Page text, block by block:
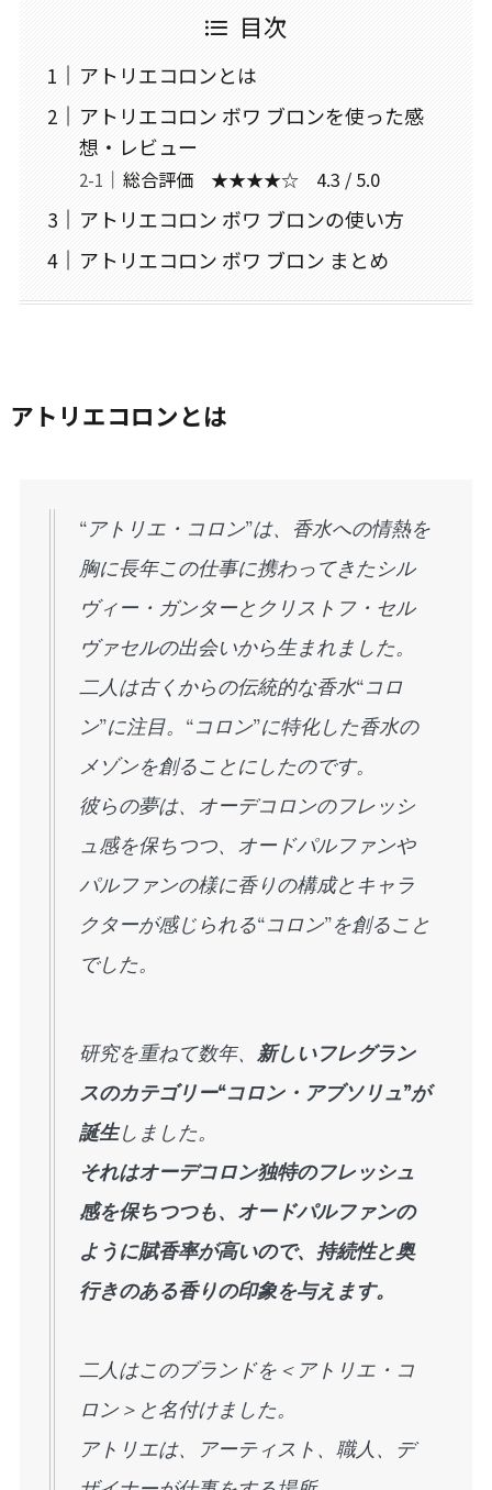
目次
アトリエコロンとは
アトリエコロン ボワ ブロンを使った感
想・レビュー
総合評価 ★★★★☆ 4.3 / 5.0
アトリエコロン ボワ ブロンの使い方
アトリエコロン ボワ ブロン まとめ
アトリエコロンとは
“アトリエ・コロン”は、香水への情熱を
胸に長年この仕事に携わってきたシル
ヴィー・ガンターとクリストフ・セル
ヴァセルの出会いから生まれました。
二人は古くからの伝統的な香水“コロ
ン”に注目。“コロン”に特化した香水の
メゾンを創ることにしたのです。
彼らの夢は、オーデコロンのフレッシ
ュ感を保ちつつ、オードパルファンや
パルファンの様に香りの構成とキャラ
クターが感じられる“コロン”を創ること
でした。
研究を重ねて数年、 新しいフレグラン
スのカテゴリー“コロン・アブソリュ”が
誕生しました。
それはオーデコロン独特のフレッシュ
感を保ちつつも、オードパルファンの
ように賦香率が高いので、持続性と奥
行きのある香りの印象を与えます。
二人はこのブランドを＜アトリエ・コ
ロン＞と名付けました。
アトリエは、アーティスト、職人、デ